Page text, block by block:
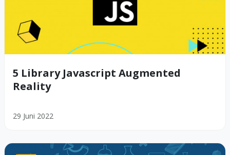
5 Library Javascript Augmented
Reality
29 Juni 2022